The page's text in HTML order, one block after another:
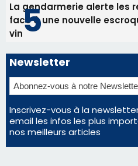
La gendarmerie alerte les
face à une nouvelle
vin
Newsletter
Inscrivez-vous à la
email les infos les plus
nos meilleurs articles